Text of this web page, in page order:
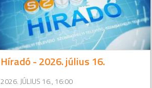
Híradó - 2026. július 16.
2026. JÚLIUS 16., 16:00